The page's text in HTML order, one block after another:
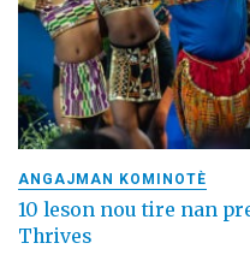
ANGAJMAN KOMINOTÈ
10 leson nou tire nan
Thrives